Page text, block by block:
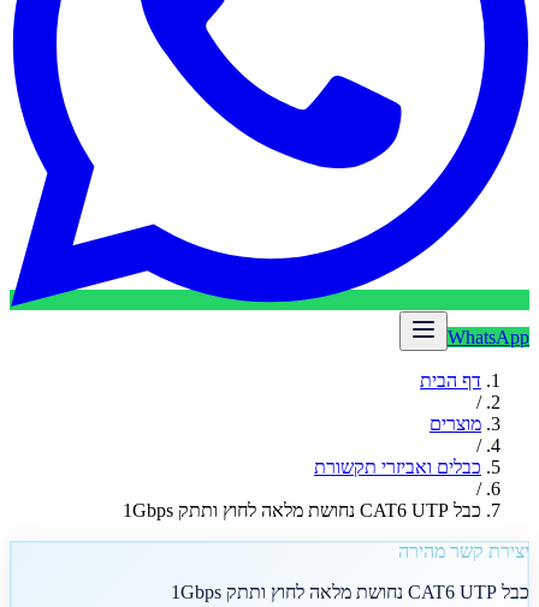
WhatsApp
דף הבית
/
מוצרים
/
כבלים ואביזרי תקשורת
/
כבל CAT6 UTP נחושת מלאה לחוץ ותתק 1Gbps
יצירת קשר מהירה
כבל CAT6 UTP נחושת מלאה לחוץ ותתק 1Gbps